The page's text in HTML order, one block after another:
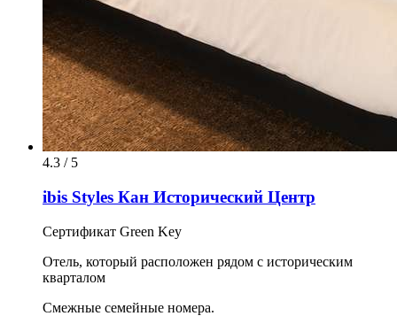
4.3 / 5
ibis Styles Кан Исторический Центр
Сертификат Green Key
Отель, который расположен рядом с историческим
кварталом
Смежные семейные номера.